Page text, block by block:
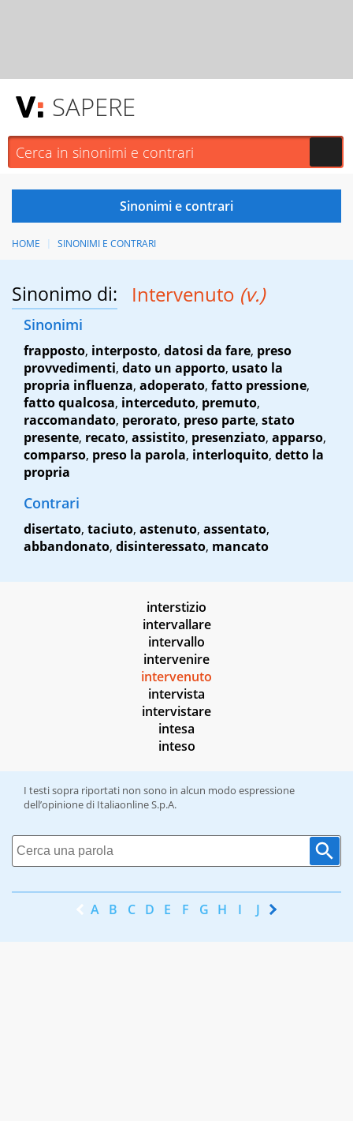
SAPERE
HOME SINONIMI E CONTRARI
Sinonimo di: Intervenuto (v.)
Sinonimi
frapposto, interposto, datosi da fare, preso
provvedimenti, dato un apporto, usato la
propria influenza, adoperato, fatto pressione,
fatto qualcosa, interceduto, premuto,
raccomandato, perorato, preso parte, stato
presente, recato, assistito, presenziato, apparso,
comparso, preso la parola, interloquito, detto la
propria
Contrari
disertato, taciuto, astenuto, assentato,
abbandonato, disinteressato, mancato
interstizio
intervallare
intervallo
intervenire
intervenuto
intervista
intervistare
intesa
inteso
I testi sopra riportati non sono in alcun modo espressione
dell’opinione di Italiaonline S.p.A.
A B C D E F G H I J K